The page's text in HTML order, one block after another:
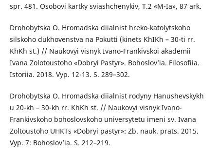
spr. 481. Osobovi kartky sviashchenykiv, T.2 «M-Ia», 87 ark.
Drohobytska O. Hromadska diialnist hreko-katolytskoho
silskoho dukhovenstva na Pokutti (kinets KhIKh – 30-ti rr.
KhKh st.) // Naukovyi visnyk Ivano-Frankivskoi akademii
Ivana Zolotoustoho «Dobryi Pastyr». Bohoslov’ia. Filosofiia.
Istoriia. 2018. Vyp. 12-13. S. 289–302.
Drohobytska O. Hromadska diialnist rodyny Hanushevskykh
u 20-kh – 30-kh rr. KhKh st. // Naukovyi visnyk Ivano-
Frankivskoho bohoslovskoho universytetu imeni sv. Ivana
Zoltoustoho UHKTs «Dobryi pastyr»: Zb. nauk. prats. 2015.
Vyp. 7: Bohoslov’ia. S. 212–219.